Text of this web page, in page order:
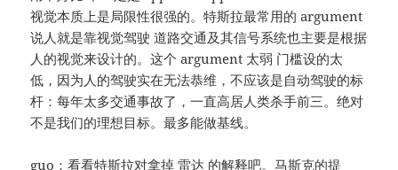
视觉本质上是局限性很强的。特斯拉最常用的 argument
说人就是靠视觉驾驶 道路交通及其信号系统也主要是根据
人的视觉来设计的。这个 argument 太弱 门槛设的太
低，因为人的驾驶实在无法恭维，不应该是自动驾驶的标
杆：每年太多交通事故了，一直高居人类杀手前三。绝对
不是我们的理想目标。最多能做基线。
guo：看看特斯拉对拿掉 雷达 的解释吧。马斯克的提